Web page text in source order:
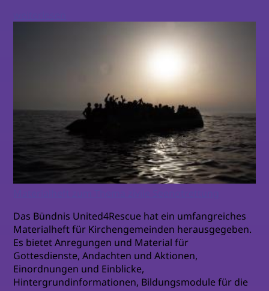
Das Bündnis United4Rescue hat ein umfangreiches
Materialheft für Kirchengemeinden herausgegeben.
Es bietet Anregungen und Material für
Gottesdienste, Andachten und Aktionen,
Einordnungen und Einblicke,
Hintergrundinformationen, Bildungsmodule für die